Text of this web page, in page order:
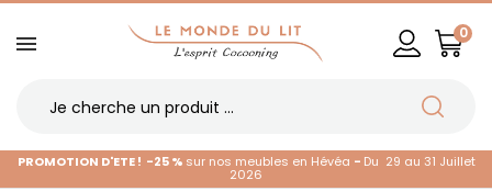
0
PROMOTION D'ETE ! -25 % sur nos meubles en Hévéa - Du 29 au 31 Juillet
2026